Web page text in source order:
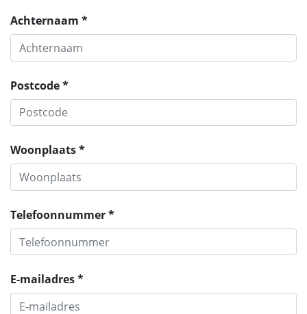
Achternaam *
Postcode *
Woonplaats *
Telefoonnummer *
E-mailadres *